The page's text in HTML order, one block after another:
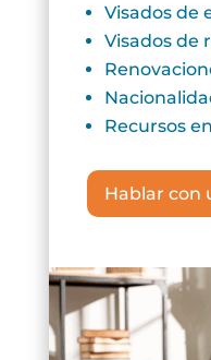
Visados de
Visados de
Recursos
Hablar con